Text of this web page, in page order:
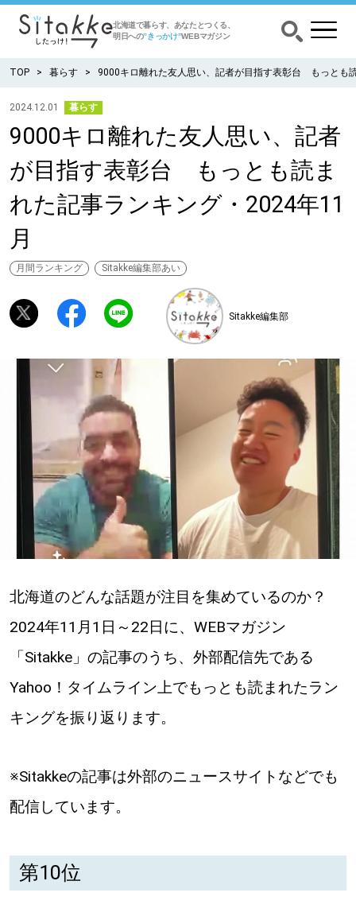
北海道で暮らす、あなたとつくる、
明日への”きっかけ”WEBマガジン
CATEGORY カテゴリー
食べる
暮らす
みがく
深める
ゆるむ
SitakkeTV
LOCAL ローカルエリア
道北
Sitakke編集部あい
TOP 暮らす 9000キロ離れた友人思い、記者が目指す表彰台 もっとも
2024.12.01 暮らす
9000キロ離れた友人思い、記者
が目指す表彰台 もっとも読ま
れた記事ランキング・2024年11
月
月間ランキング Sitakke編集部あい
Sitakke編集部
北海道のどんな話題が注目を集めているのか？
2024年11月1日～22日に、WEBマガジン
「Sitakke」の記事のうち、外部配信先である
Yahoo！タイムライン上でもっとも読まれたラン
キングを振り返ります。
※Sitakkeの記事は外部のニュースサイトなどでも
配信しています。
第10位